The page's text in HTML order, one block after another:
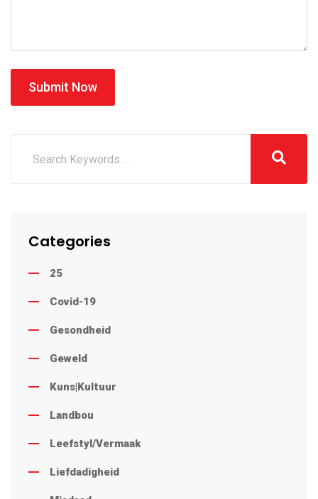
Submit Now
Categories
25
Covid-19
Gesondheid
Geweld
Kuns|Kultuur
Landbou
Leefstyl/Vermaak
Liefdadigheid